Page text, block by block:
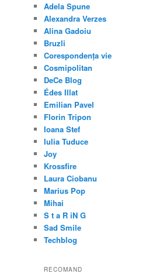
Adela Spune
Alexandra Verzes
Alina Gadoiu
Bruzli
Corespondența vie
Cosmipolitan
DeCe Blog
Édes Illat
Emilian Pavel
Florin Tripon
Ioana Stef
Iulia Tuduce
Joy
Krossfire
Laura Ciobanu
Marius Pop
Mihai
S t a R iN G
Sad Smile
Techblog
RECOMAND